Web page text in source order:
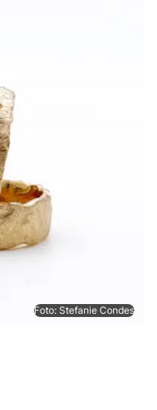
Foto: Stefanie Condes